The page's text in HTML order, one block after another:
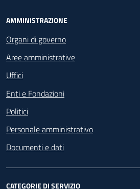
Footer - Navigazione
AMMINISTRAZIONE
Organi di governo
Aree amministrative
Uffici
Enti e Fondazioni
Politici
Personale amministrativo
Documenti e dati
CATEGORIE DI SERVIZIO